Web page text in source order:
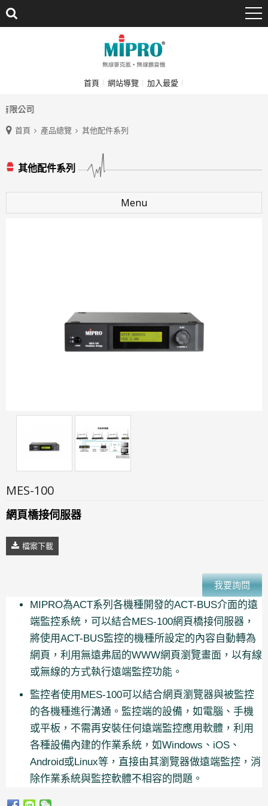
首頁 網站導覽 加入最愛
限公司
首頁 產品總覽 其他配件系列
其他配件系列
Menu
MES-100
網頁橋接伺服器
檔案下載
我要詢問
MIPRO為ACT系列各機種開發的ACT-BUS介面的遠
端監控系統，可以結合MES-100網頁橋接伺服器，
將使用ACT-BUS監控的機種所設定的內容自動轉為
網頁，利用無遠弗屆的WWW網頁瀏覽畫面，以有線
或無線的方式執行遠端監控功能。
監控者使用MES-100可以結合網頁瀏覽器與被監控
的各機種進行溝通。監控端的設備，如電腦、手機
或平板，不需再安裝任何遠端監控應用軟體，利用
各種設備內建的作業系統，如Windows、iOS、
Android或Linux等，直接由其瀏覽器做遠端監控，消
除作業系統與監控軟體不相容的問題。